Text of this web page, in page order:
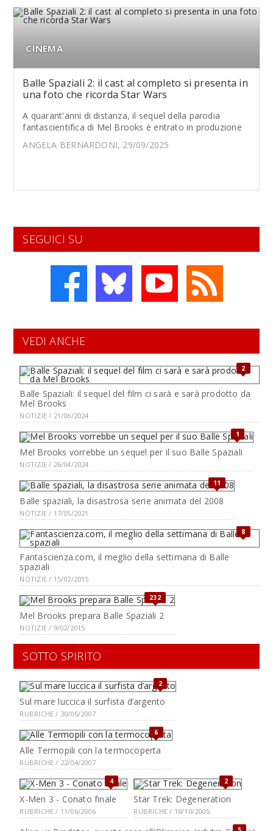
CINEMA
Balle Spaziali 2: il cast al completo si presenta in
una foto che ricorda Star Wars
A quarant'anni di distanza, il sequel della parodia
fantascientifica di Mel Brooks è entrato in produzione
ANGELA BERNARDONI, 29/09/2025
SEGUICI SU
VEDI ANCHE
2
Balle Spaziali: il sequel del film ci sarà e sarà prodotto da
Mel Brooks
NOTIZIE / 21/06/2024
1
Mel Brooks vorrebbe un sequel per il suo Balle Spaziali
NOTIZIE / 26/04/2024
11
Balle spaziali, la disastrosa serie animata del 2008
NOTIZIE / 17/05/2021
8
Fantascienza.com, il meglio della settimana di Balle
spaziali
NOTIZIE / 15/02/2015
232
Mel Brooks prepara Balle Spaziali 2
NOTIZIE / 9/02/2015
SOTTO SPIRITO
2
Sul mare luccica il surfista d’argento
RUBRICHE / 30/06/2007
6
Alle Termopili con la termocoperta
RUBRICHE / 22/04/2007
4
X-Men 3 - Conato finale
RUBRICHE / 11/06/2006
2
Star Trek: Degeneration
RUBRICHE / 18/10/2005